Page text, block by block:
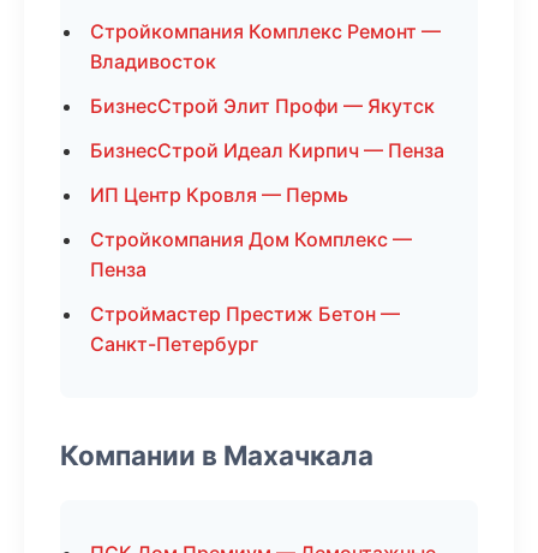
Стройкомпания Комплекс Ремонт —
Владивосток
БизнесСтрой Элит Профи — Якутск
БизнесСтрой Идеал Кирпич — Пенза
ИП Центр Кровля — Пермь
Стройкомпания Дом Комплекс —
Пенза
Строймастер Престиж Бетон —
Санкт-Петербург
Компании в Махачкала